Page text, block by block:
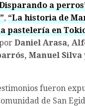
a
, “La historia de
pastelería en
Daniel Arasa,
Manuel Silva
fueron
de San